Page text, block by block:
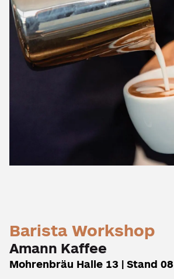
Barista Workshop
Amann Kaffee
Mohrenbräu Halle 13 | Stand 08